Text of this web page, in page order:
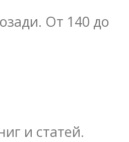
От 140 до
и статей.